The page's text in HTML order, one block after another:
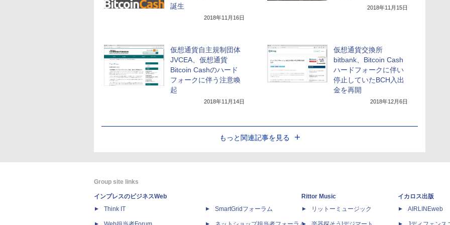
誕生
2018年11月16日
2018年11月15日
仮想通貨自主規制団体
JVCEA、仮想通貨
Bitcoin Cashのハード
フォークに伴う注意喚
起
2018年11月14日
仮想通貨交換所
bitbank、Bitcoin Cash
ハードフォークに伴い
停止していたBCH入出
金を再開
2018年12月6日
もっと関連記事を見る
Group site links
インプレスのビジネスWeb
Think IT
SmartGridフォーラム
Rittor Music
リットーミュージック
イカロス出版
AIRLINEweb